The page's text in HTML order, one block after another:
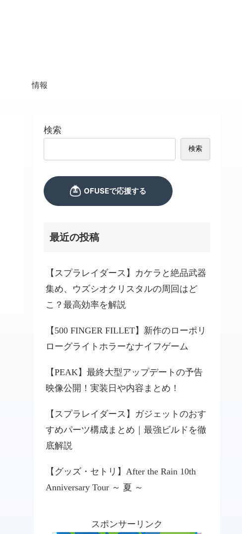
情報
検索
検索
最近の投稿
【スプラレイダース】カケラと絶品武器
集め、ウズシオクリスタルの周回はど
こ？最高効率を解説
【500 FINGER FILLET】新作のローポリ
ローグライトホラーなナイフゲーム
【PEAK】最終大型アップデートの予告
映像公開！実装日や内容まとめ！
【スプラレイダース】ガジェットのおす
すめパーツ構成まとめ｜最強ビルドを徹
底解説
【グッズ・セトリ】After the Rain 10th
Anniversary Tour ～ 夏 ～
スポンサーリンク